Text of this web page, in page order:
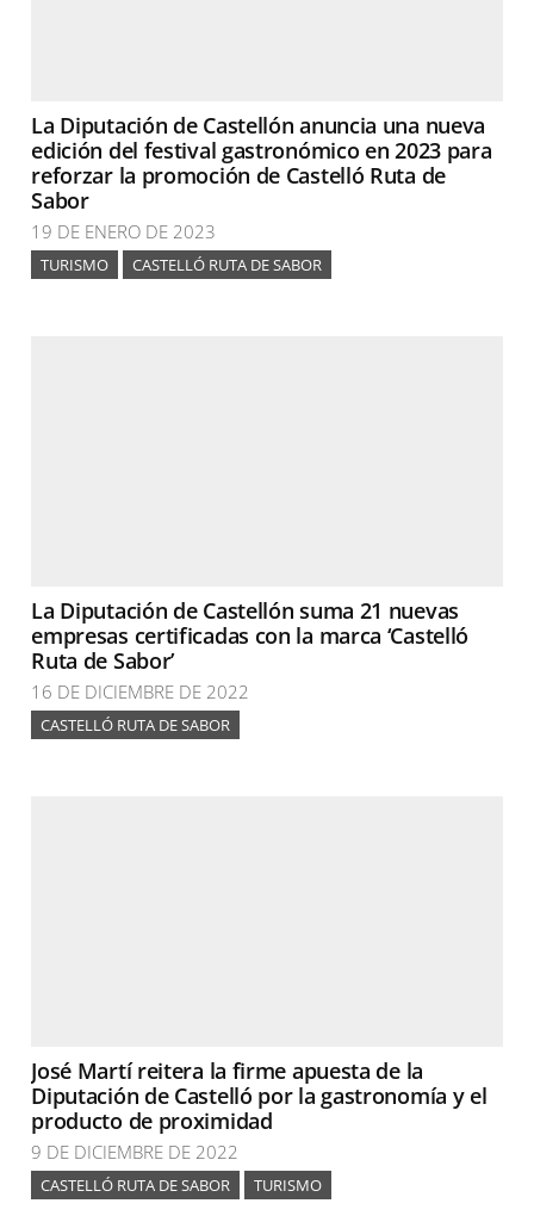
La Diputación de Castellón anuncia una nueva
edición del festival gastronómico en 2023 para
reforzar la promoción de Castelló Ruta de
Sabor
19 DE ENERO DE 2023
TURISMO CASTELLÓ RUTA DE SABOR
La Diputación de Castellón suma 21 nuevas
empresas certificadas con la marca ‘Castelló
Ruta de Sabor’
16 DE DICIEMBRE DE 2022
CASTELLÓ RUTA DE SABOR
José Martí reitera la firme apuesta de la
Diputación de Castelló por la gastronomía y el
producto de proximidad
9 DE DICIEMBRE DE 2022
CASTELLÓ RUTA DE SABOR TURISMO